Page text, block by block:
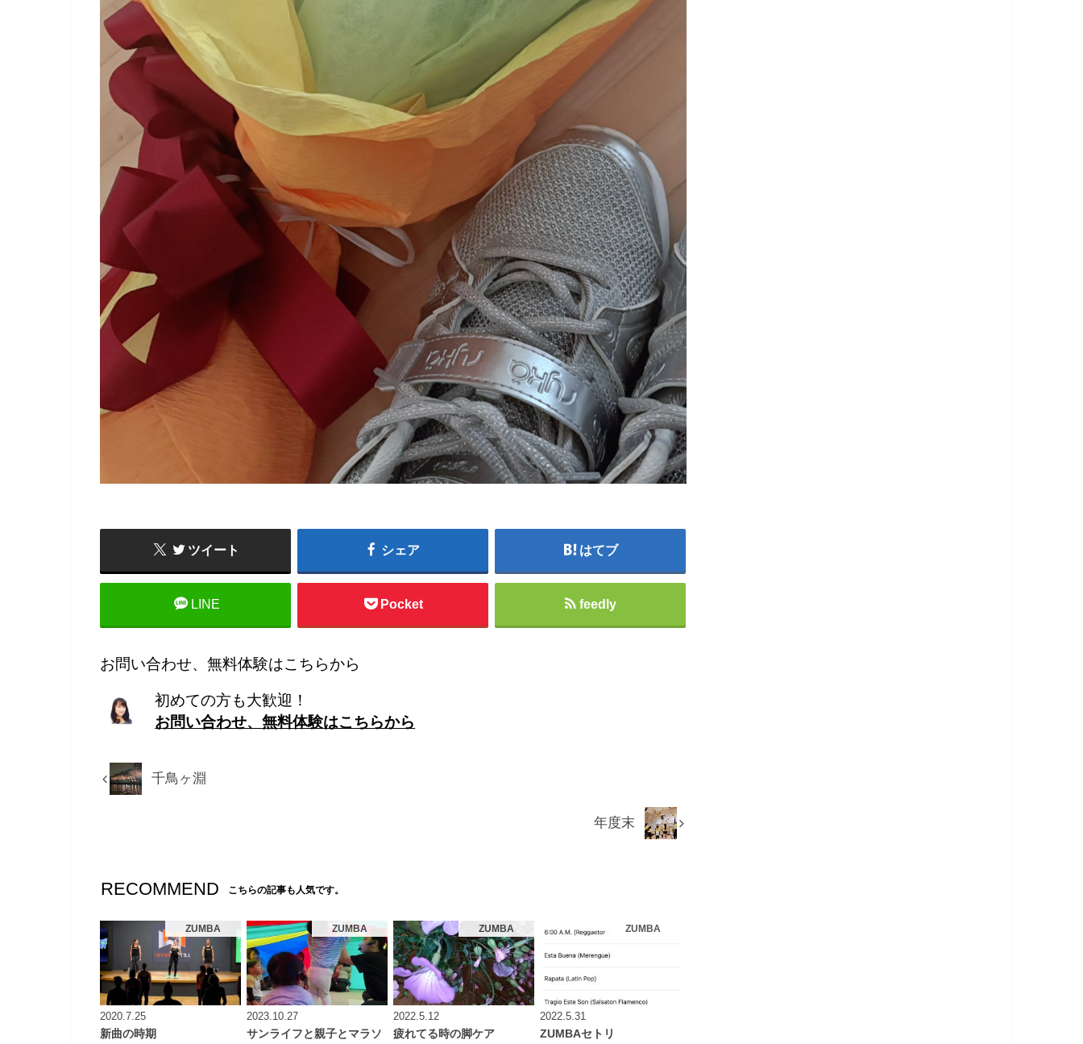
ツイート シェア はてブ
LINE Pocket feedly
お問い合わせ、無料体験はこちらから
初めての方も大歓迎！
お問い合わせ、無料体験はこちらから
千鳥ヶ淵
年度末
RECOMMEND こちらの記事も人気です。
ZUMBA
2020.7.25
新曲の時期
ZUMBA
2023.10.27
サンライフと親子とマラソ
ZUMBA
2022.5.12
疲れてる時の脚ケア
ZUMBA
2022.5.31
ZUMBAセトリ